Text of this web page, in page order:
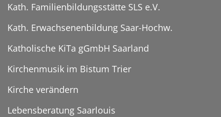
Kath. Familienbildungsstätte SLS e.V.
Kath. Erwachsenenbildung Saar-Hochw.
Katholische KiTa gGmbH Saarland
Kirchenmusik im Bistum Trier
Kirche verändern
Lebensberatung Saarlouis